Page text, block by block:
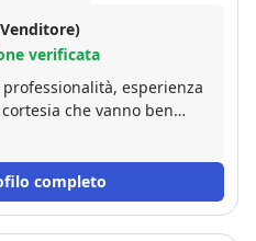
verificata
esperienza
che vanno ben
immobiliare. Grazie.
completo